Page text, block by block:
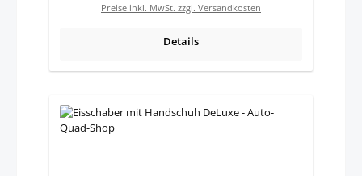
Preise inkl. MwSt. zzgl. Versandkosten
Details